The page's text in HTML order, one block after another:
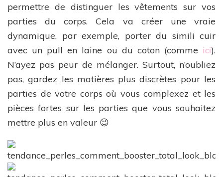
permettre de distinguer les vêtements sur vos
parties du corps. Cela va créer une vraie
dynamique, par exemple, porter du simili cuir
avec un pull en laine ou du coton (comme ici).
N’ayez pas peur de mélanger. Surtout, n’oubliez
pas, gardez les matières plus discrètes pour les
parties de votre corps où vous complexez et les
pièces fortes sur les parties que vous souhaitez
mettre plus en valeur 😉